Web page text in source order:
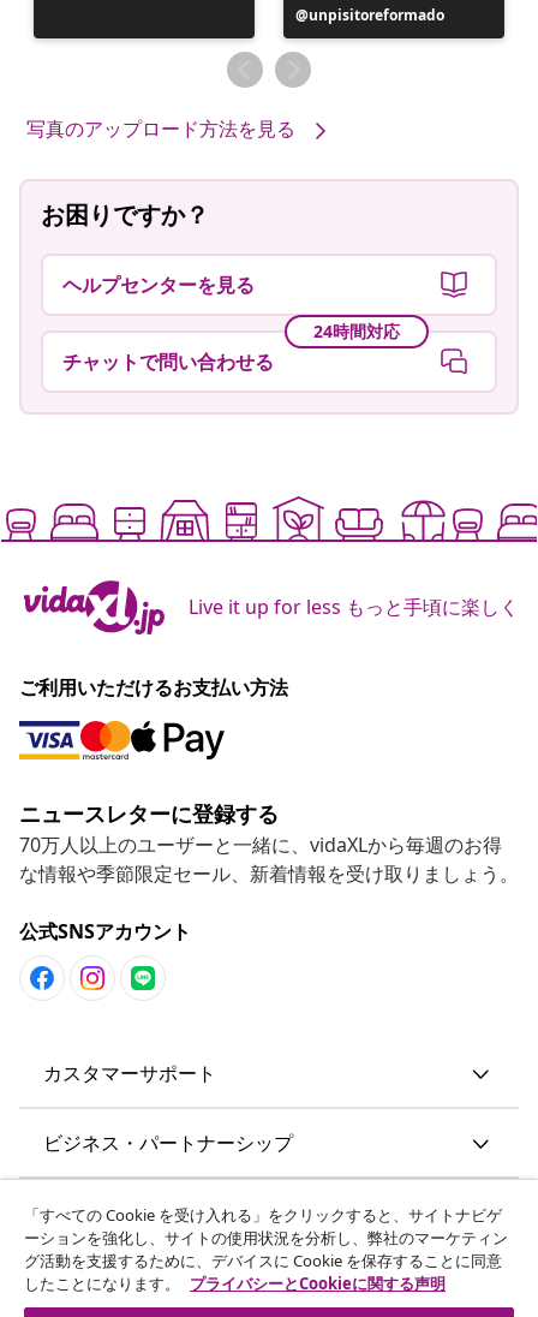
投
稿
者
unpisitoreformado
写真のアップロード方法を見る
お困りですか？
ヘルプセンターを見る
24時間対応
チャットで問い合わせる
Live it up for less もっと手頃に楽しく
ご利用いただけるお支払い方法
ニュースレターに登録する
70万人以上のユーザーと一緒に、vidaXLから毎週のお得
な情報や季節限定セール、新着情報を受け取りましょう。
公式SNSアカウント
カスタマーサポート
ビジネス・パートナーシップ
vidaXL
その他の情報
「すべての Cookie を受け入れる」をクリックすると、サイトナビゲ
ーションを強化し、サイトの使用状況を分析し、弊社のマーケティン
グ活動を支援するために、デバイスに Cookie を保存することに同意
したことになります。
プライバシーとCookieに関する声明